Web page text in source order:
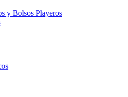
y Bolsos Playeros